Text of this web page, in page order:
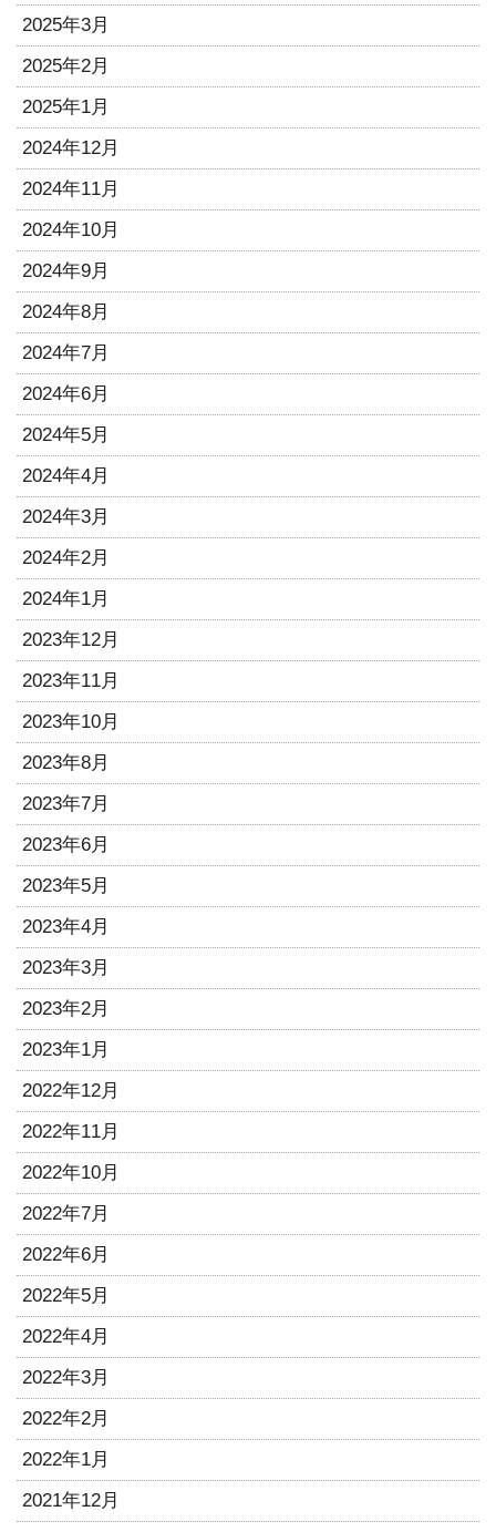
2025年3月
2025年2月
2025年1月
2024年12月
2024年11月
2024年10月
2024年9月
2024年8月
2024年7月
2024年6月
2024年5月
2024年4月
2024年3月
2024年2月
2024年1月
2023年12月
2023年11月
2023年10月
2023年8月
2023年7月
2023年6月
2023年5月
2023年4月
2023年3月
2023年2月
2023年1月
2022年12月
2022年11月
2022年10月
2022年7月
2022年6月
2022年5月
2022年4月
2022年3月
2022年2月
2022年1月
2021年12月